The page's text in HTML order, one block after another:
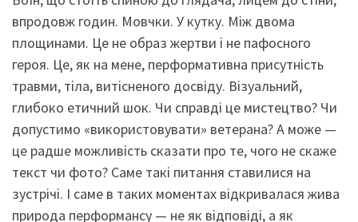
впродовж годин. Мовчки. У кутку. Між двома
площинами. Це не образ жертви і не пафосного
героя. Це, як на мене, перформативна присутність
травми, тіла, витісненого досвіду. Візуальний,
глибоко етичний шок. Чи справді це мистецтво? Чи
допустимо «використовувати» ветерана? А може —
це радше можливість сказати про те, чого не скаже
текст чи фото? Саме такі питання ставилися на
зустрічі. І саме в таких моментах відкривалася жива
природа перформансу — не як відповіді, а як